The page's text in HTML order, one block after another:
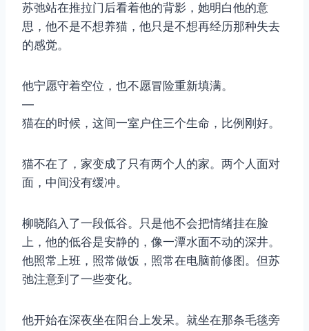
苏弛站在推拉门后看着他的背影，她明白他的意
思，他不是不想养猫，他只是不想再经历那种失去
的感觉。
他宁愿守着空位，也不愿冒险重新填满。
—
猫在的时候，这间一室户住三个生命，比例刚好。
猫不在了，家变成了只有两个人的家。两个人面对
面，中间没有缓冲。
柳晓陷入了一段低谷。只是他不会把情绪挂在脸
上，他的低谷是安静的，像一潭水面不动的深井。
他照常上班，照常做饭，照常在电脑前修图。但苏
弛注意到了一些变化。
他开始在深夜坐在阳台上发呆。就坐在那条毛毯旁